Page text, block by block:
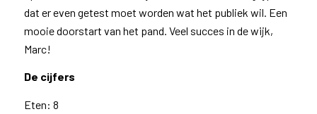
dat er even getest moet worden wat het publiek wil. Een
mooie doorstart van het pand. Veel succes in de wijk,
Marc!
De cijfers
Eten: 8